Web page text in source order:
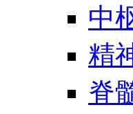
中
精
脊